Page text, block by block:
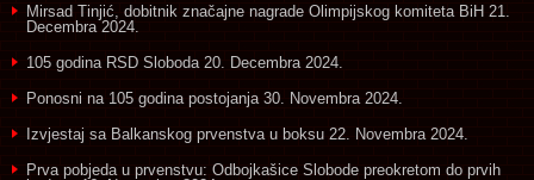
Mirsad Tinjić, dobitnik značajne nagrade Olimpijskog komiteta BiH 21.
Decembra 2024.
105 godina RSD Sloboda 20. Decembra 2024.
Ponosni na 105 godina postojanja 30. Novembra 2024.
Izvjestaj sa Balkanskog prvenstva u boksu 22. Novembra 2024.
Prva pobjeda u prvenstvu: Odbojkašice Slobode preokretom do prvih